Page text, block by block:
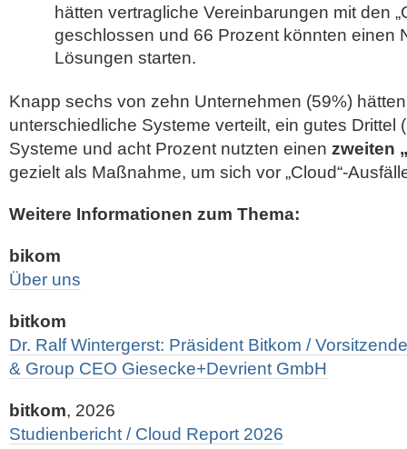
hätten vertragliche Vereinbarungen mit den
geschlossen und 66 Prozent könnten einen
Lösungen starten.
Knapp sechs von zehn Unternehmen (59%)
unterschiedliche Systeme verteilt, ein gutes Drittel
Systeme und acht Prozent nutzten einen zweiten
gezielt als Maßnahme, um sich vor „Cloud“-
Weitere Informationen zum Thema:
bikom
Über uns
bitkom
Dr. Ralf Wintergerst: Präsident Bitkom /
& Group CEO Giesecke+Devrient GmbH
bitkom, 2026
Studienbericht / Cloud Report 2026